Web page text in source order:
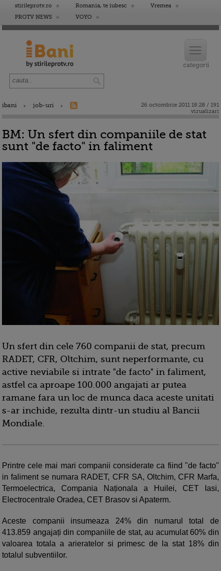
stirileprotv.ro Romania, te iubesc
Vremea
PROTV NEWS
VOYO
ibani job-uri
26 octombrie 2011 18:28 / 191
vizualizari
BM: Un sfert din companiile de stat
sunt "de facto" in faliment
Un sfert din cele 760 companii de stat, precum
RADET, CFR, Oltchim, sunt neperformante, cu
active neviabile si intrate "de facto" in faliment,
astfel ca aproape 100.000 angajati ar putea
ramane fara un loc de munca daca aceste unitati
s-ar inchide, rezulta dintr-un studiu al Bancii
Mondiale.
Printre cele mai mari companii considerate ca fiind "de facto"
in faliment se numara RADET, CFR SA, Oltchim, CFR Marfa,
Termoelectrica, Compania Naționala a Huilei, CET Iasi,
Electrocentrale Oradea, CET Brasov si Apaterm.
Aceste companii insumeaza 24% din numarul total de
413.859 angajați din companiile de stat, au acumulat 60% din
valoarea totala a arieratelor si primesc de la stat 18% din
totalul subventiilor.